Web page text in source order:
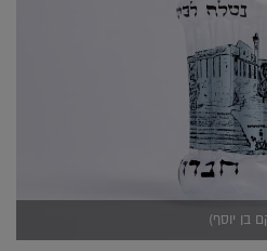
בן יוסף)